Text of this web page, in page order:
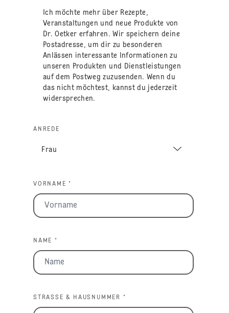
Ich möchte mehr über Rezepte,
Veranstaltungen und neue Produkte von
Dr. Oetker erfahren. Wir speichern deine
Postadresse, um dir zu besonderen
Anlässen interessante Informationen zu
unseren Produkten und Dienstleistungen
auf dem Postweg zuzusenden. Wenn du
das nicht möchtest, kannst du jederzeit
widersprechen.
ANREDE
VORNAME *
NAME *
STRASSE & HAUSNUMMER *